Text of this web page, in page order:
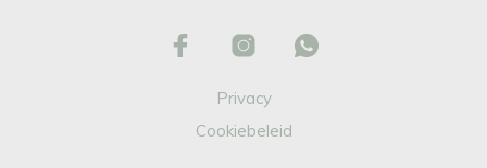
Privacy
Cookiebeleid